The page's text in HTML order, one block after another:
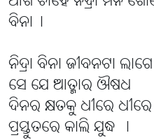
ବିନା।
ନିଦ୍ରା ବିନା ଜୀବନଟା
ସେ ଯେ ଆତ୍ମାର ଔଷଧ
ଦିନର କ୍ଷତକୁ ଧୀରେ
ପ୍ରସ୍ତୁତରେ କାଲି ଯୁଦ୍ଧ ।